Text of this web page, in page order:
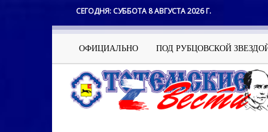
СЕГОДНЯ: СУББОТА 8 АВГУСТА 2026 Г.
Основная
навигация
ОФИЦИАЛЬНО ПОД РУБЦОВСКОЙ